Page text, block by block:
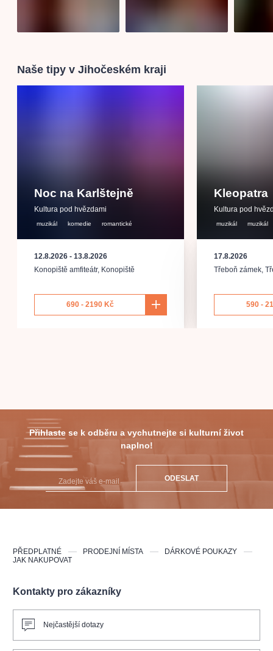
Naše tipy v Jihočeském kraji
Noc na Karlštejně
Kultura pod hvězdami
muzikál komedie romantické
12.8.2026 - 13.8.2026
Konopiště amfiteátr, Konopiště
690 - 2190 Kč
Kleopatra
Kultura pod
muzikál muzikál
17.8.2026
Třeboň zámek,
590 -
Přihlaste se k odběru a vychutnejte si kulturní život
naplno!
ODESLAT
Kontakty pro zákazníky
Nejčastější dotazy
PŘEDPLATNÉ PRODEJNÍ MÍSTA
DÁRKOVÉ POUKAZY
JAK NAKUPOVAT